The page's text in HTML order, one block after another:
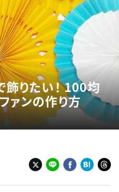
飾りたい！ 100均
ァンの作り方